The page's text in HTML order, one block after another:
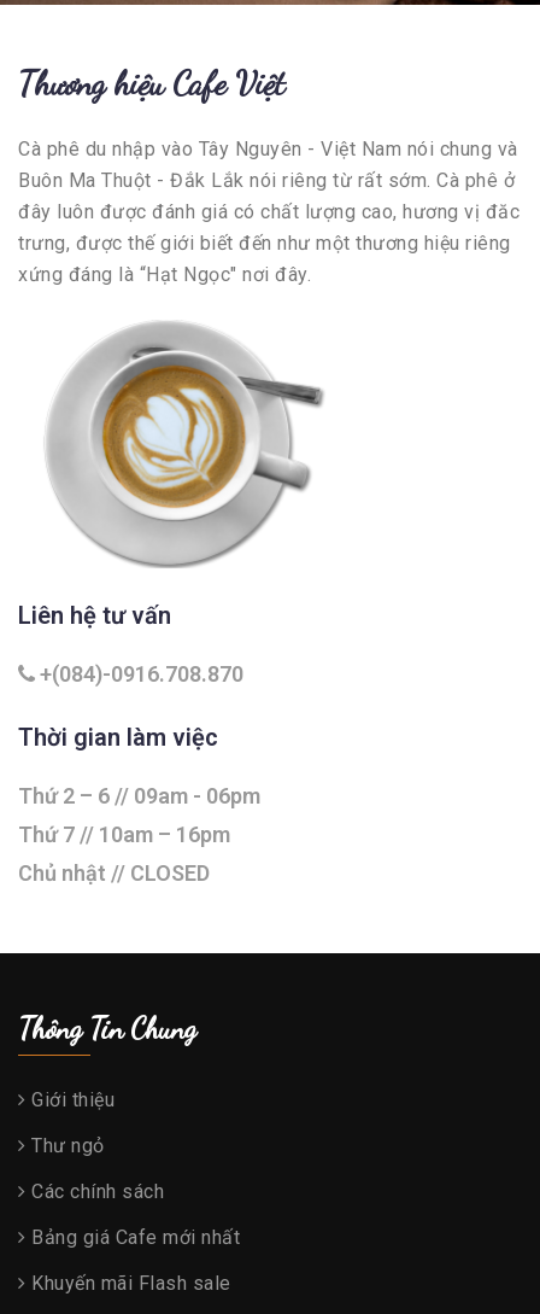
Thương hiệu Cafe Việt
Cà phê du nhập vào Tây Nguyên - Việt Nam nói chung và
Buôn Ma Thuột - Đắk Lắk nói riêng từ rất sớm. Cà phê ở
đây luôn được đánh giá có chất lượng cao, hương vị đăc
trưng, được thế giới biết đến như một thương hiệu riêng
xứng đáng là “Hạt Ngọc" nơi đây.
Liên hệ tư vấn
+(084)-0916.708.870
Thời gian làm việc
Thứ 2 – 6 // 09am - 06pm
Thứ 7 // 10am – 16pm
Chủ nhật // CLOSED
Thông Tin Chung
Giới thiệu
Thư ngỏ
Các chính sách
Bảng giá Cafe mới nhất
Khuyến mãi Flash sale